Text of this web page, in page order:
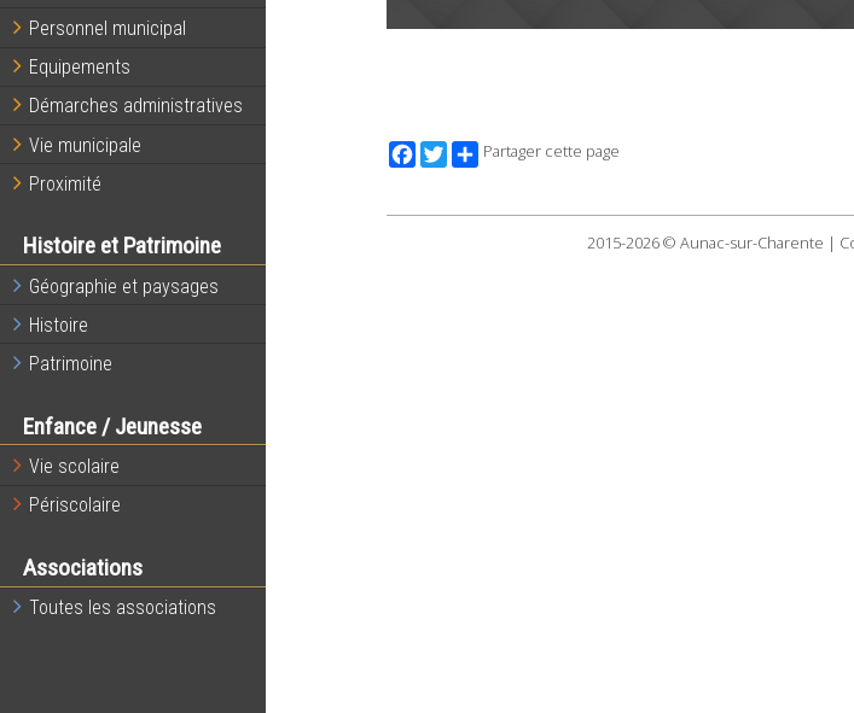
Personnel municipal
Equipements
Démarches administratives
Vie municipale
Proximité
Histoire et Patrimoine
Géographie et paysages
Histoire
Patrimoine
Enfance / Jeunesse
Vie scolaire
Périscolaire
Associations
Toutes les associations
Facebook
TwitterPartager cette page
2015-2026 © Aunac-sur-Charente |